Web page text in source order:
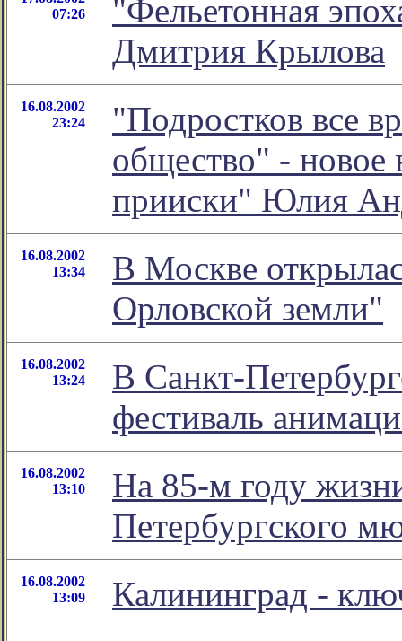
07:26
"Фельетонная
Дмитрия Крылова
16.08.2002
23:24
"Подростков все
общество" - новое
прииски" Юлия
16.08.2002
13:34
В Москве
Орловской земли"
16.08.2002
13:24
В Санкт-
фестиваль
16.08.2002
13:10
На 85-м году
Петербургского
16.08.2002
13:09
Калининград -